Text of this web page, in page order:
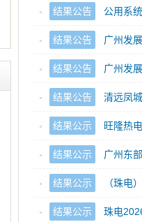
结果公告 公用系
结果公告 ⼴州发展⼴
结果公告 广州发
结果公告 清远凤
结果公示 旺隆热电
结果公示 广州东部发
结果公示 （珠电
结果公示 珠电